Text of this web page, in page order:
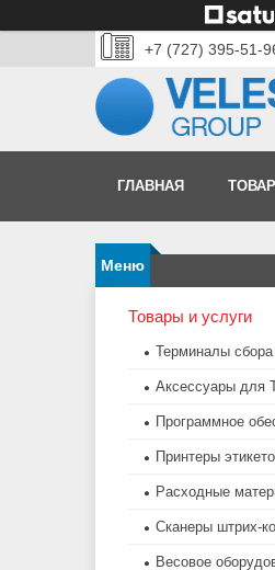
+7 (727) 395-51-
ГЛАВНАЯ
Товары и услуги
Терминалы
Аксессуары для
Программное
Принтеры
Расходные
Сканеры штрих-
Весовое